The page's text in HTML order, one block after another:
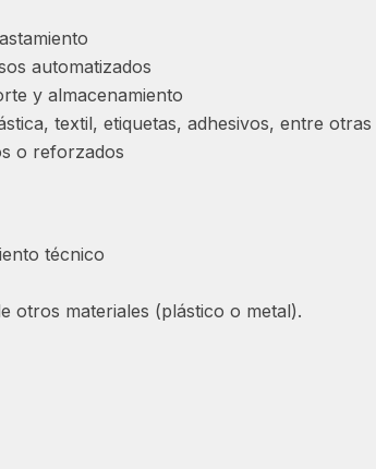
automatizados
y almacenamiento
textil, etiquetas, adhesivos, entre otras
o reforzados
técnico
otros materiales (plástico o metal).